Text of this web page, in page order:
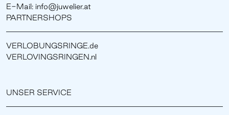
E-Mail: info@juwelier.at
PARTNERSHOPS
VERLOBUNGSRINGE.de
VERLOVINGSRINGEN.nl
UNSER SERVICE